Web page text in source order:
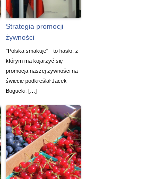
Strategia promocji
żywności
"Polska smakuje" - to hasło, z
którym ma kojarzyć się
promocja naszej żywności na
świecie podkreślał Jacek
Bogucki, […]